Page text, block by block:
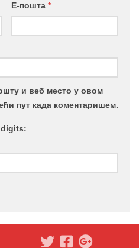
Е-пошта *
и веб место у овом
пут када коментаришем.
digits: